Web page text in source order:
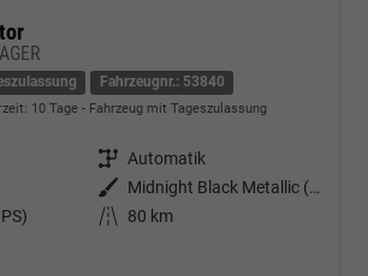
Fahrzeugnr.: 53840
10 Tage Fahrzeug mit Tageszulassung
Getriebe Automatik
Außenfarbe
Midnight Black Metallic (0E)
Kilometerstand
80 km